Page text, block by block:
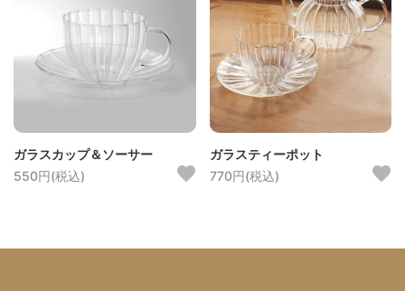
ガラスカップ＆ソーサー
550円(税込)
ガラスティーポット
770円(税込)